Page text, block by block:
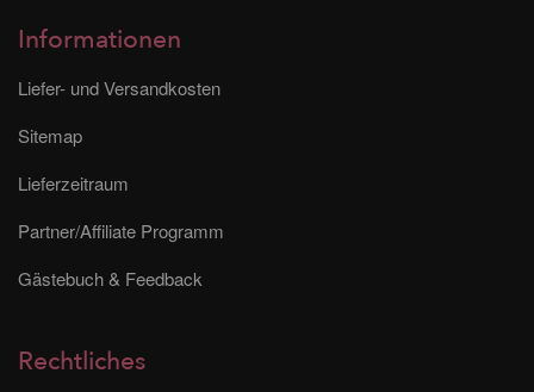
Informationen
Liefer- und Versandkosten
Sitemap
Lieferzeitraum
Partner/Affiliate Programm
Gästebuch & Feedback
Rechtliches